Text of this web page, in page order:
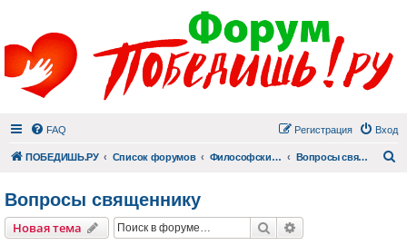
FAQ Вход
Регистрация
ПОБЕДИШЬ.РУ Список форумов Философский раздел Вопросы священнику
Вопросы священнику
Новая тема Поиск